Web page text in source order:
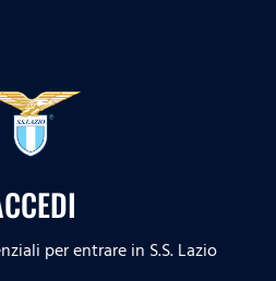
per entrare in S.S. Lazio